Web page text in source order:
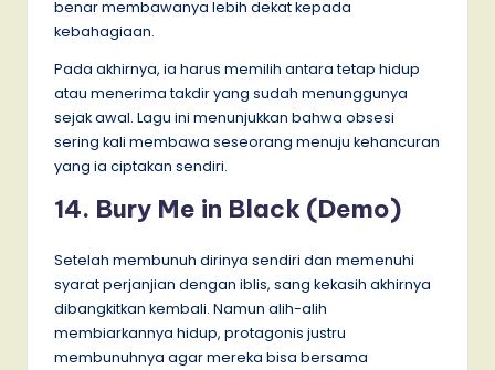
benar membawanya lebih dekat kepada
kebahagiaan.
Pada akhirnya, ia harus memilih antara tetap hidup
atau menerima takdir yang sudah menunggunya
sejak awal. Lagu ini menunjukkan bahwa obsesi
sering kali membawa seseorang menuju kehancuran
yang ia ciptakan sendiri.
14. Bury Me in Black (Demo)
Setelah membunuh dirinya sendiri dan memenuhi
syarat perjanjian dengan iblis, sang kekasih akhirnya
dibangkitkan kembali. Namun alih-alih
membiarkannya hidup, protagonis justru
membunuhnya agar mereka bisa bersama